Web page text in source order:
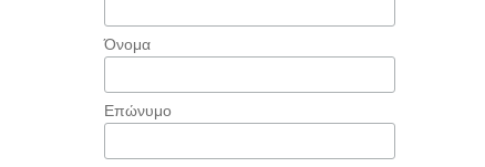
Όνομα
Επώνυμο